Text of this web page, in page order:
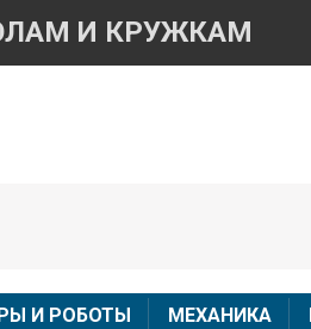
И КРУЖКАМ
И РОБОТЫ МЕХАНИКА
товара
17 38
не обслуживаются